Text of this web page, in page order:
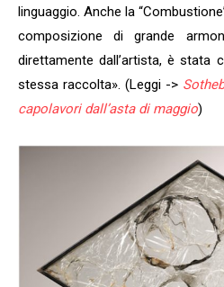
linguaggio. Anche la
composizione di grande
direttamente dall’artista, è stata
stessa raccolta». (Leggi ->
capolavori dall’asta di maggio)